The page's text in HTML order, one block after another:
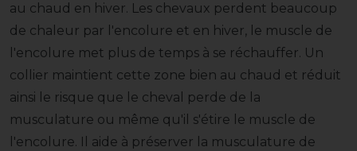
au chaud en hiver. Les chevaux perdent beaucoup
de chaleur par l'encolure et en hiver, le muscle de
l'encolure met plus de temps à se réchauffer. Un
collier maintient cette zone bien au chaud et réduit
ainsi le risque que le cheval perde de la
musculature ou même qu'il s'étire le muscle de
l'encolure. Il aide à préserver la musculature de